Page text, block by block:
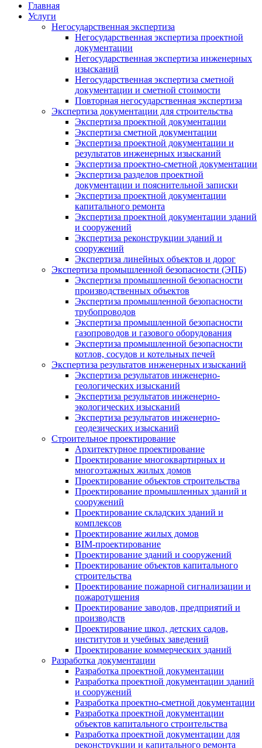
Главная
Услуги
Негосударственная экспертиза
Негосударственная экспертиза проектной
документации
Негосударственная экспертиза инженерных
изысканий
Негосударственная экспертиза сметной
документации и сметной стоимости
Повторная негосударственная экспертиза
Экспертиза документации для строительства
Экспертиза проектной документации
Экспертиза сметной документации
Экспертиза проектной документации и
результатов инженерных изысканий
Экспертиза проектно-сметной документации
Экспертиза разделов проектной
документации и пояснительной записки
Экспертиза проектной документации
капитального ремонта
Экспертиза проектной документации зданий
и сооружений
Экспертиза реконструкции зданий и
сооружений
Экспертиза линейных объектов и дорог
Экспертиза промышленной безопасности (ЭПБ)
Экспертиза промышленной безопасности
производственных объектов
Экспертиза промышленной безопасности
трубопроводов
Экспертиза промышленной безопасности
газопроводов и газового оборудования
Экспертиза промышленной безопасности
котлов, сосудов и котельных печей
Экспертиза результатов инженерных изысканий
Экспертиза результатов инженерно-
геологических изысканий
Экспертиза результатов инженерно-
экологических изысканий
Экспертиза результатов инженерно-
геодезических изысканий
Строительное проектирование
Архитектурное проектирование
Проектирование многоквартирных и
многоэтажных жилых домов
Проектирование объектов строительства
Проектирование промышленных зданий и
сооружений
Проектирование складских зданий и
комплексов
Проектирование жилых домов
BIM-проектирование
Проектирование зданий и сооружений
Проектирование объектов капитального
строительства
Проектирование пожарной сигнализации и
пожаротушения
Проектирование заводов, предприятий и
производств
Проектирование школ, детских садов,
институтов и учебных заведений
Проектирование коммерческих зданий
Разработка документации
Разработка проектной документации
Разработка проектной документации зданий
и сооружений
Разработка проектно-сметной документации
Разработка проектной документации
объектов капитального строительства
Разработка проектной документации для
реконструкции и капитального ремонта